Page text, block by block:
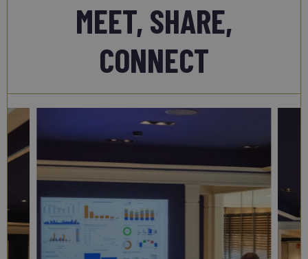
MEET, SHARE,
CONNECT